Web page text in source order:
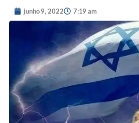
junho 9, 2022 7:19 am